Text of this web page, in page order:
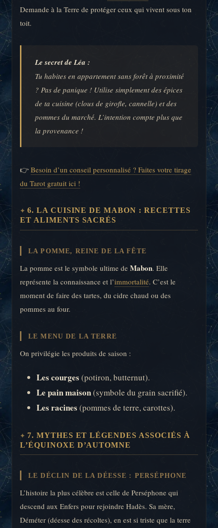
Demande à la Terre de protéger ceux qui vivent sous ton
toit.
Le secret de Léa :
Tu habites en appartement sans forêt à proximité
? Pas de panique ! Utilise simplement des épices
de ta cuisine (clous de girofle, cannelle) et des
pommes du marché. L’intention compte plus que
la provenance !
👉 Besoin d’un conseil personnalisé ? Faites votre tirage
du Tarot gratuit ici !
6. LA CUISINE DE MABON : RECETTES
ET ALIMENTS SACRÉS
LA POMME, REINE DE LA FÊTE
La pomme est le symbole ultime de Mabon. Elle
représente la connaissance et l’immortalité. C’est le
moment de faire des tartes, du cidre chaud ou des
pommes au four.
LE MENU DE LA TERRE
On privilégie les produits de saison :
Les courges (potiron, butternut).
Le pain maison(symbole du grain sacrifié).
Les racines (pommes de terre, carottes).
7. MYTHES ET LÉGENDES ASSOCIÉS À
L’ÉQUINOXE D’AUTOMNE
LE DÉCLIN DE LA DÉESSE : PERSÉPHONE
L’histoire la plus célèbre est celle de Perséphone qui
descend aux Enfers pour rejoindre Hadès. Sa mère,
Déméter (déesse des récoltes), en est si triste que la terre